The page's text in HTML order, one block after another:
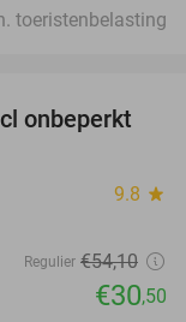
toeristenbelasting
44%
onbeperkt
9.8 star
Regulier €54,10
€30,50